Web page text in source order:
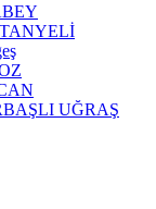
TANYELİ
UĞRAŞ